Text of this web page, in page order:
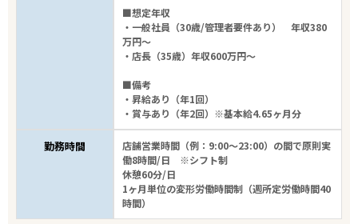
■想定年収
・一般社員（30歳/管理者要件あり） 年収380
万円～
・店長（35歳）年収600万円～
■備考
・昇給あり（年1回）
・賞与あり（年2回）※基本給4.65ヶ月分
勤務時間
店舗営業時間（例：9:00～23:00）の間で原則実
働8時間/日 ※シフト制
休憩60分/日
1ヶ月単位の変形労働時間制（週所定労働時間40
時間）